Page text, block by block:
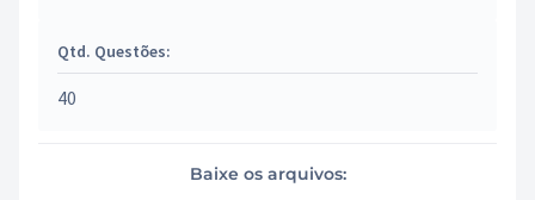
Qtd. Questões:
40
Baixe os arquivos: